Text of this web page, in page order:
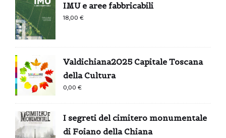
IMU e aree fabbricabili
18,00€
Valdichiana2025 Capitale Toscana
della Cultura
0,00€
I segreti del cimitero monumentale
di Foiano della Chiana